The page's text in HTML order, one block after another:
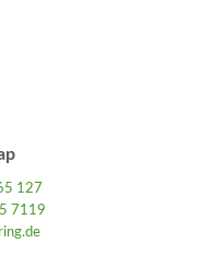
127
7119